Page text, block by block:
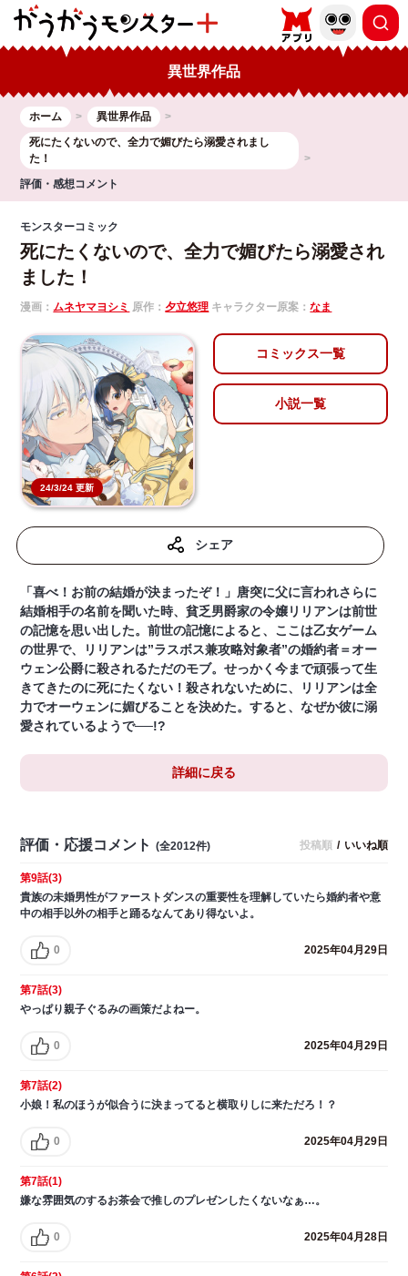
異世界作品
ホーム
異世界作品
死にたくないので、全力で媚びたら溺愛されまし
た！
評価・感想コメント
モンスターコミック
死にたくないので、全力で媚びたら溺愛され
ました！
漫画： ムネヤマヨシミ 原作： 夕立悠理 キャラクター原案：なま
24/3/24 更新
コミックス一覧
小説一覧
シェア
「喜べ！お前の結婚が決まったぞ！」唐突に父に言われさらに
結婚相手の名前を聞いた時、貧乏男爵家の令嬢リリアンは前世
の記憶を思い出した。前世の記憶によると、ここは乙女ゲーム
の世界で、リリアンは”ラスボス兼攻略対象者”の婚約者＝オー
ウェン公爵に殺されるただのモブ。せっかく今まで頑張って生
きてきたのに死にたくない！殺されないために、リリアンは全
力でオーウェンに媚びることを決めた。すると、なぜか彼に溺
愛されているようで──!?
詳細に戻る
評価・応援コメント (全2012件) 投稿順 / いいね順
第9話(3)
貴族の未婚男性がファーストダンスの重要性を理解していたら婚約者や意
中の相手以外の相手と踊るなんてあり得ないよ。
0 2025年04月29日
第7話(3)
やっぱり親子ぐるみの画策だよねー。
0 2025年04月29日
第7話(2)
小娘！私のほうが似合うに決まってると横取りしに来ただろ！？
0 2025年04月29日
第7話(1)
嫌な雰囲気のするお茶会で推しのプレゼンしたくないなぁ…。
0 2025年04月28日